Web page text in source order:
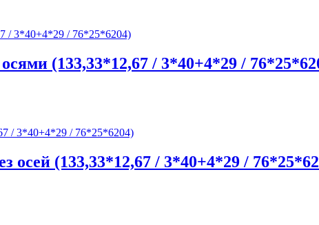
(133,33*12,67 / 3*40+4*29 /
осей (133,33*12,67 / 3*40+4*29 /